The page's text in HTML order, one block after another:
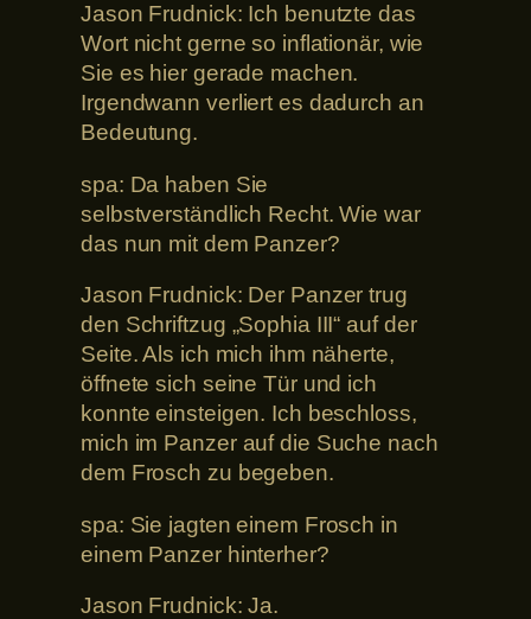
Jason Frudnick: Ich benutzte das
Wort nicht gerne so inflationär, wie
Sie es hier gerade machen.
Irgendwann verliert es dadurch an
Bedeutung.
spa: Da haben Sie
selbstverständlich Recht. Wie war
das nun mit dem Panzer?
Jason Frudnick: Der Panzer trug
den Schriftzug „Sophia III“ auf der
Seite. Als ich mich ihm näherte,
öffnete sich seine Tür und ich
konnte einsteigen. Ich beschloss,
mich im Panzer auf die Suche nach
dem Frosch zu begeben.
spa: Sie jagten einem Frosch in
einem Panzer hinterher?
Jason Frudnick: Ja.